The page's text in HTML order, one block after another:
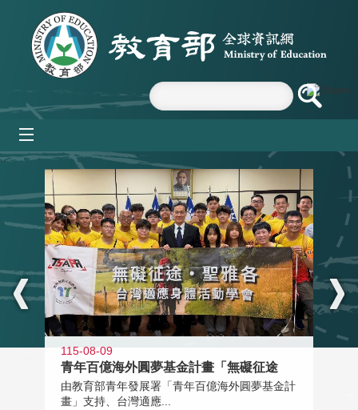
跳到主要內容區塊
:::
115-08-09
青年百億海外圓夢基金計畫「無礙征途
由教育部青年發展署「青年百億海外圓夢基金計
畫」支持、台灣適應...